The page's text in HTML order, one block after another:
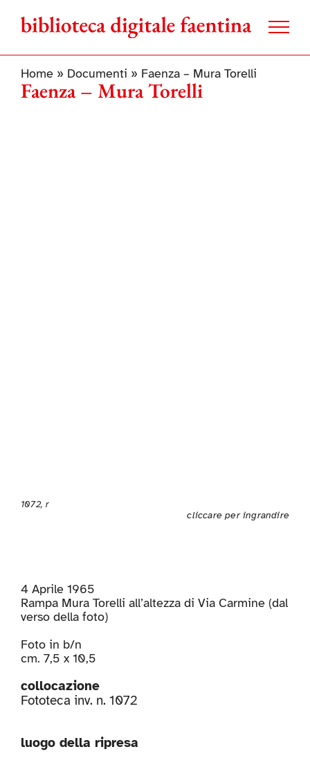
contenuto
Home» Documenti » Faenza – Mura Torelli
Faenza – Mura Torelli
1072, r
cliccare per ingrandire
4 Aprile 1965
Rampa Mura Torelli all’altezza di Via Carmine (dal
verso della foto)
Foto in b/n
cm. 7,5 x 10,5
collocazione
Fototeca inv. n. 1072
luogo della ripresa